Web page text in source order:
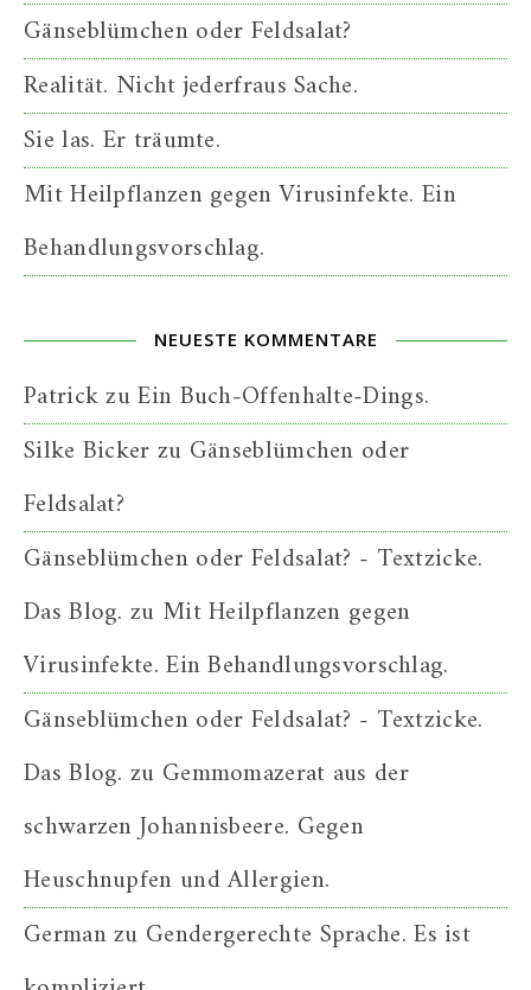
Gänseblümchen oder Feldsalat?
Realität. Nicht jederfraus Sache.
Sie las. Er träumte.
Mit Heilpflanzen gegen Virusinfekte. Ein
Behandlungsvorschlag.
NEUESTE KOMMENTARE
PatrickzuEin Buch-Offenhalte-Dings.
Silke Bickerzu Gänseblümchen oder
Feldsalat?
Gänseblümchen oder Feldsalat? - Textzicke.
Das Blog. zu Mit Heilpflanzen gegen
Virusinfekte. Ein Behandlungsvorschlag.
Gänseblümchen oder Feldsalat? - Textzicke.
Das Blog. zu Gemmomazerat aus der
schwarzen Johannisbeere. Gegen
Heuschnupfen und Allergien.
Germanzu Gendergerechte Sprache. Es ist